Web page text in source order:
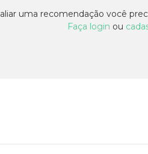
uma recomendação você
Faça login ou